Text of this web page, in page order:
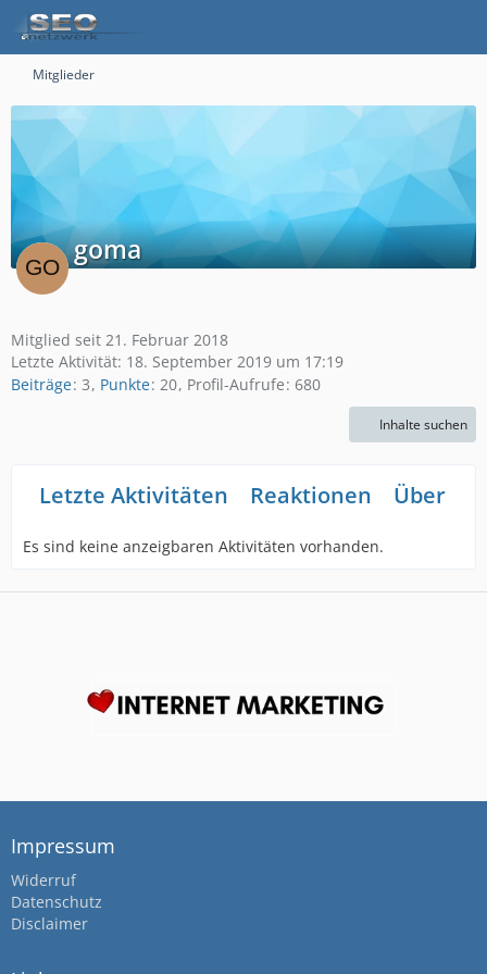
Mitglieder
goma
Mitglied seit 21. Februar 2018
Letzte Aktivität: 18. September 2019 um 17:19
Beiträge 3 Punkte 20 Profil-Aufrufe 680
Inhalte suchen
Letzte Aktivitäten Reaktionen Über
Es sind keine anzeigbaren Aktivitäten vorhanden.
Impressum
Widerruf
Datenschutz
Disclaimer